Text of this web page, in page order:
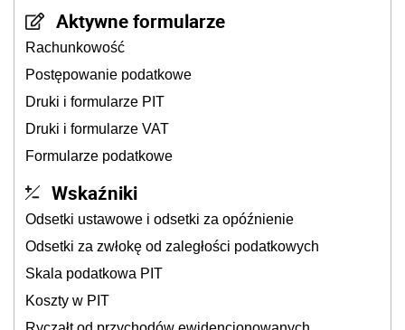
Aktywne formularze
Rachunkowość
Postępowanie podatkowe
Druki i formularze PIT
Druki i formularze VAT
Formularze podatkowe
Wskaźniki
Odsetki ustawowe i odsetki za opóźnienie
Odsetki za zwłokę od zaległości podatkowych
Skala podatkowa PIT
Koszty w PIT